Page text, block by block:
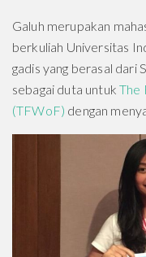
Galuh merupakan
berkuliah Universitas
gadis yang berasal dari
sebagai duta untukThe
(TFWoF) dengan